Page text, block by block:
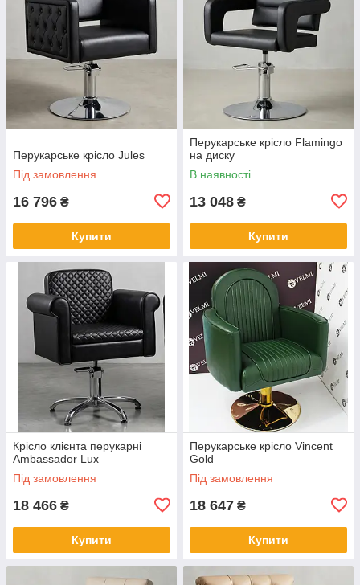
Перукарське крісло Jules
Під замовлення
16 796 ₴
Купити
Перукарське крісло Flamingo
на диску
В наявності
13 048 ₴
Купити
Крісло клієнта перукарні
Ambassador Lux
Під замовлення
18 466 ₴
Купити
Перукарське крісло Vincent
Gold
Під замовлення
18 647 ₴
Купити